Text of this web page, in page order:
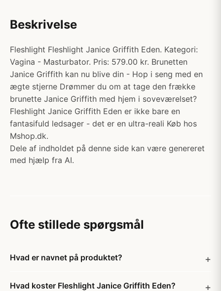
Beskrivelse
Fleshlight Fleshlight Janice Griffith Eden. Kategori:
Vagina - Masturbator. Pris: 579.00 kr. Brunetten
Janice Griffith kan nu blive din - Hop i seng med en
ægte stjerne Drømmer du om at tage den frække
brunette Janice Griffith med hjem i soveværelset?
Fleshlight Janice Griffith Eden er ikke bare en
fantasifuld ledsager - det er en ultra-reali Køb hos
Mshop.dk.
Dele af indholdet på denne side kan være genereret
med hjælp fra AI.
Ofte stillede spørgsmål
Hvad er navnet på produktet?
Hvad koster Fleshlight Janice Griffith Eden?